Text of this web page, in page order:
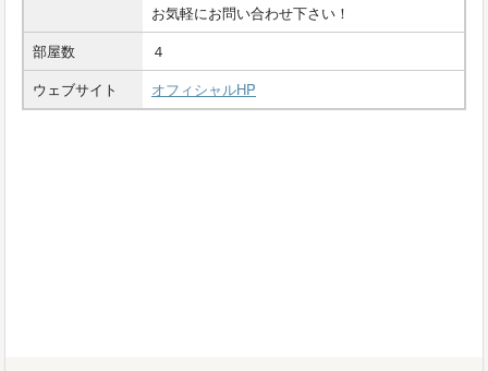
お気軽にお問い合わせ下さい！
部屋数
４
ウェブサイト
オフィシャルHP